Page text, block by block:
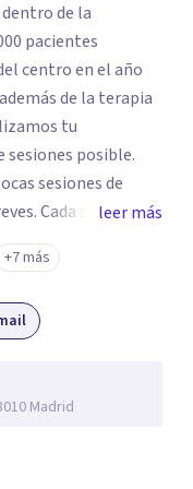
de la
pacientes
centro en el año
de la terapia
posible.
sesiones de
Cada sesión de
a conseguir
destaca la
tratamiento de
, estrés,
para el
leer más
+7 más
Madrid